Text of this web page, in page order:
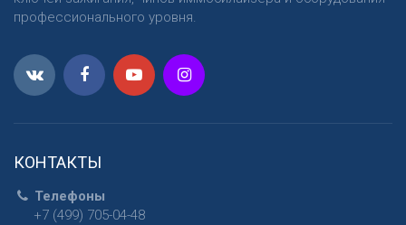
профессионального уровня.
КОНТАКТЫ
Телефоны
+7 (499) 705-04-48